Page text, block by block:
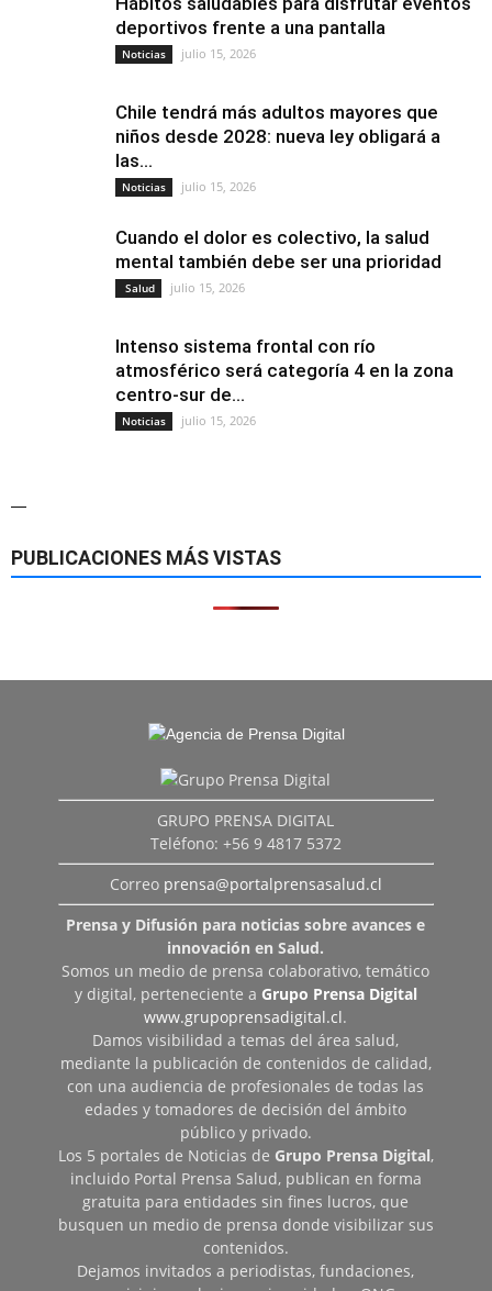
deportivos frente a una pantalla
Noticias julio 15, 2026
Chile tendrá más adultos mayores que
niños desde 2028: nueva ley obligará a
las...
Noticias julio 15, 2026
Cuando el dolor es colectivo, la salud
mental también debe ser una prioridad
Salud julio 15, 2026
Intenso sistema frontal con río
atmosférico será categoría 4 en la zona
centro-sur de...
Noticias julio 15, 2026
—
PUBLICACIONES MÁS VISTAS
GRUPO PRENSA DIGITAL
Teléfono: +56 9 4817 5372
Correo prensa@portalprensasalud.cl
Prensa y Difusión para noticias sobre avances e
innovación en Salud.
Somos un medio de prensa colaborativo, temático
y digital, perteneciente a Grupo Prensa Digital
www.grupoprensadigital.cl.
Damos visibilidad a temas del área salud,
mediante la publicación de contenidos de calidad,
con una audiencia de profesionales de todas las
edades y tomadores de decisión del ámbito
público y privado.
Los 5 portales de Noticias de Grupo Prensa Digital,
incluido Portal Prensa Salud, publican en forma
gratuita para entidades sin fines lucros, que
busquen un medio de prensa donde visibilizar sus
contenidos.
Dejamos invitados a periodistas, fundaciones,